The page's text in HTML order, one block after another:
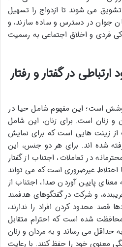
تشویق می شوند تا ازدواج را تسهیل
جوان در دسترس و ساده سازند، و
فردی و اخلاق اجتماعی به رسمیت
در گفتار و رفتار
است؛ این مفهوم شامل حیا در
و زنان است. برای زنان، این شامل
زینت هایی است که برای نمایش
شده اند. برای هر دو جنس، این
در تعاملات، اجتناب از گفتار
اختلاط غیرضروری است که می تواند
پایین آوردن صدا، اجتناب از
و شرکت در گفتگوهای هدفمند
قصد محدود کردن افراد را ندارند،
شده است که احترام متقابل
حداقل می رساند و به مردان و زنان
معنوی خود را حفظ کنند. با رعایت